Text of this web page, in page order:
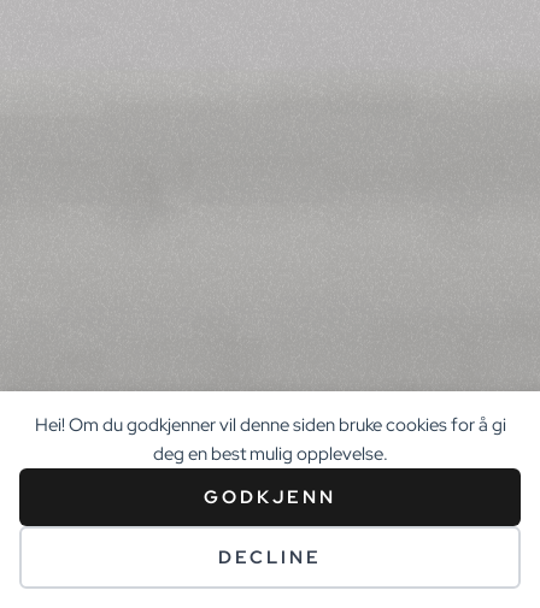
Hei! Om du godkjenner vil denne siden bruke cookies for å gi
deg en best mulig opplevelse.
GODKJENN
DECLINE